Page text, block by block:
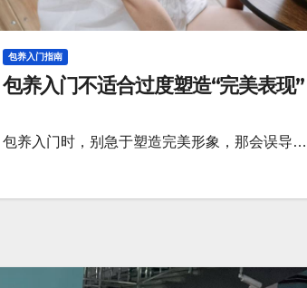
包养入门指南
包养入门不适合过度塑造“完美表现”
包养入门时，别急于塑造完美形象，那会误导…